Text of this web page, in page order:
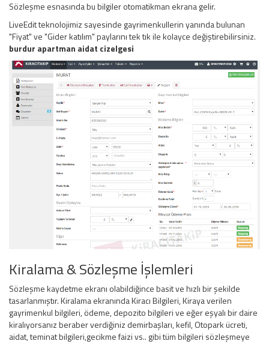
Sözleşme esnasında bu bilgiler otomatikman ekrana gelir.
LiveEdit teknolojimiz sayesinde gayrimenkullerin yanında bulunan
"Fiyat" ve "Gider katılım" paylarını tek tık ile kolayce değiştirebilirsiniz.
burdur apartman aidat cizelgesi
Kiralama & Sözleşme İşlemleri
Sözleşme kaydetme ekranı olabildiğince basit ve hızlı bir şekilde
tasarlanmıştır. Kiralama ekranında Kiracı Bilgileri, Kiraya verilen
gayrimenkul bilgileri, ödeme, depozito bilgileri ve eğer eşyalı bir daire
kiralıyorsanız beraber verdiğiniz demirbaşları, kefil, Otopark ücreti,
aidat, teminat bilgileri,gecikme faizi vs.. gibi tüm bilgileri sözleşmeye